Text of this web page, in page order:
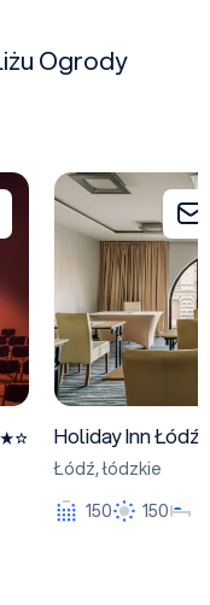
Ogrody
Holiday Inn Łódź
Holiday Inn Łódź
Łódź,łódzkie
150
150